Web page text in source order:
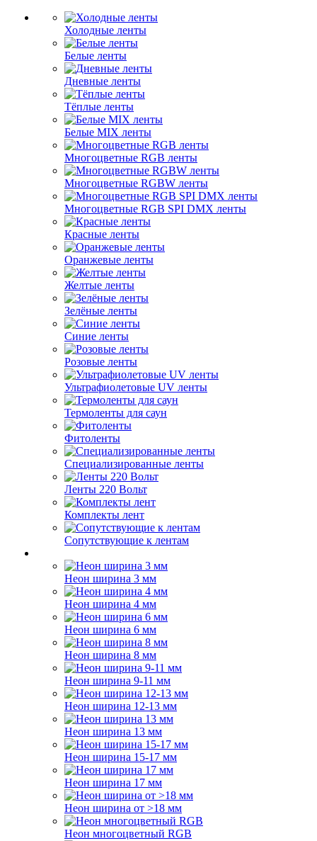
Холодные ленты
Белые ленты
Дневные ленты
Тёплые ленты
Белые MIX ленты
Многоцветные RGB ленты
Многоцветные RGBW ленты
Многоцветные RGB SPI DMX ленты
Красные ленты
Оранжевые ленты
Желтые ленты
Зелёные ленты
Синие ленты
Розовые ленты
Ультрафиолетовые UV ленты
Термоленты для саун
Фитоленты
Специализированные ленты
Ленты 220 Вольт
Комплекты лент
Сопутствующие к лентам
Неон ширина 3 мм
Неон ширина 4 мм
Неон ширина 6 мм
Неон ширина 8 мм
Неон ширина 9-11 мм
Неон ширина 12-13 мм
Неон ширина 13 мм
Неон ширина 15-17 мм
Неон ширина 17 мм
Неон ширина от >18 мм
Неон многоцветный RGB